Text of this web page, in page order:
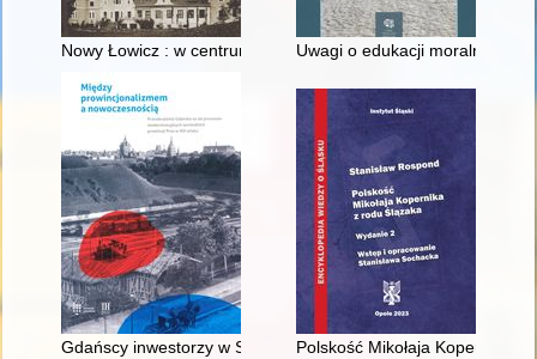
Nowy Łowicz : w centrum poligonu drawskiego od
Uwagi o edukacji moralnej
Gdańscy inwestorzy w Sopocie : prestiż finansowy i
Polskość Mikołaja Kopernika z